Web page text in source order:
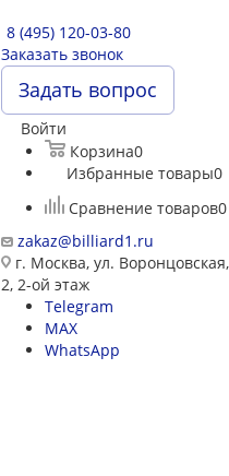
8 (495) 120-03-80
Заказать звонок
Задать вопрос
Войти
Корзина0
Избранные товары0
Сравнение товаров0
zakaz@billiard1.ru
г. Москва, ул.
2, 2-ой этаж
Telegram
MAX
WhatsApp